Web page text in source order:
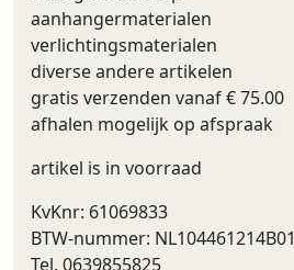
aanhangermaterialen
verlichtingsmaterialen
diverse andere artikelen
gratis verzenden vanaf € 75.00
afhalen mogelijk op afspraak
artikel is in voorraad
KvKnr: 61069833
BTW-nummer: NL104461214B01
Tel. 0639855825